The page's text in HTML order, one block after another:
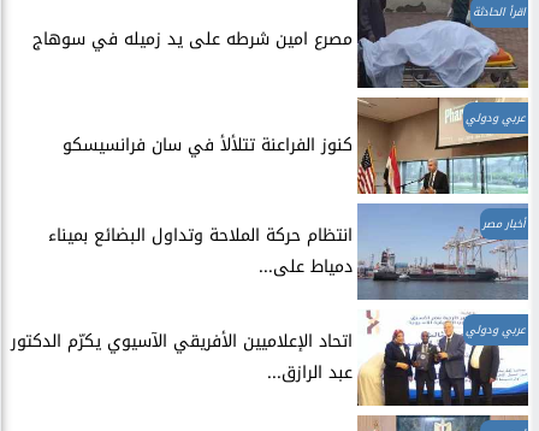
اقرأ الحادثة
مصرع امين شرطه على يد زميله في سوهاج
عربي ودولي
​كنوز الفراعنة تتلألأ في سان فرانسيسكو
أخبار مصر
انتظام حركة الملاحة وتداول البضائع بميناء
دمياط على...
عربي ودولي
اتحاد الإعلاميين الأفريقي الآسيوي يكرّم الدكتور
عبد الرازق...